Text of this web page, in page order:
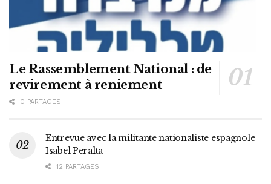
Le Rassemblement National : de
revirement à reniement
0 PARTAGES
Entrevue avec la militante nationaliste espagnole
Isabel Peralta
12 PARTAGES